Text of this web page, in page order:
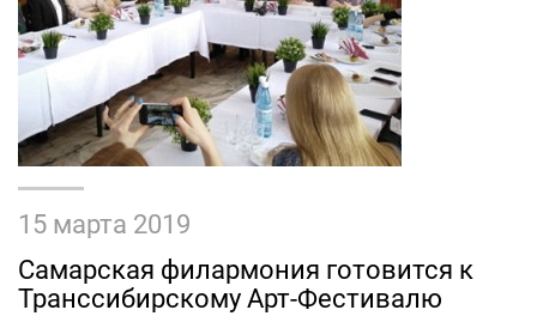
15 марта 2019
Самарская филармония готовится к
Транссибирскому Арт-Фестивалю